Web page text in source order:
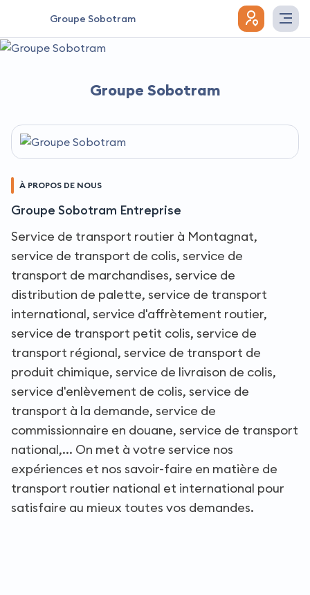
Groupe Sobotram
Groupe Sobotram
À PROPOS DE NOUS
Groupe Sobotram Entreprise
Service de transport routier à Montagnat,
service de transport de colis, service de
transport de marchandises, service de
distribution de palette, service de transport
international, service d'affrètement routier,
service de transport petit colis, service de
transport régional, service de transport de
produit chimique, service de livraison de colis,
service d'enlèvement de colis, service de
transport à la demande, service de
commissionnaire en douane, service de transport
national,... On met à votre service nos
expériences et nos savoir-faire en matière de
transport routier national et international pour
satisfaire au mieux toutes vos demandes.